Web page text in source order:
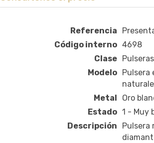
Referencia
Código interno 4698
Clase
Pulseras
Modelo
Pulsera
Metal
Oro
Estado 1 - Muy
Descripción
Pulsera